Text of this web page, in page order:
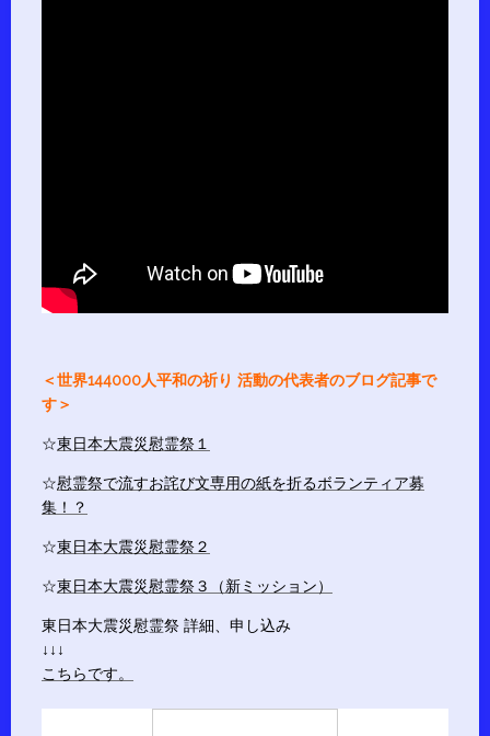
＜世界144000人平和の祈り 活動の代表者のブログ記事で
す＞
☆東日本大震災慰霊祭１
☆慰霊祭で流すお詫び文専用の紙を折るボランティア募
集！？
☆東日本大震災慰霊祭２
☆東日本大震災慰霊祭３（新ミッション）
東日本大震災慰霊祭 詳細、申し込み
↓↓↓
こちらです。